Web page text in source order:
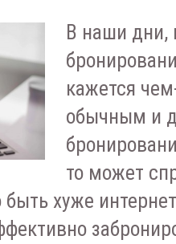
В наши дни,
кажется
обычным и
то может
хуже